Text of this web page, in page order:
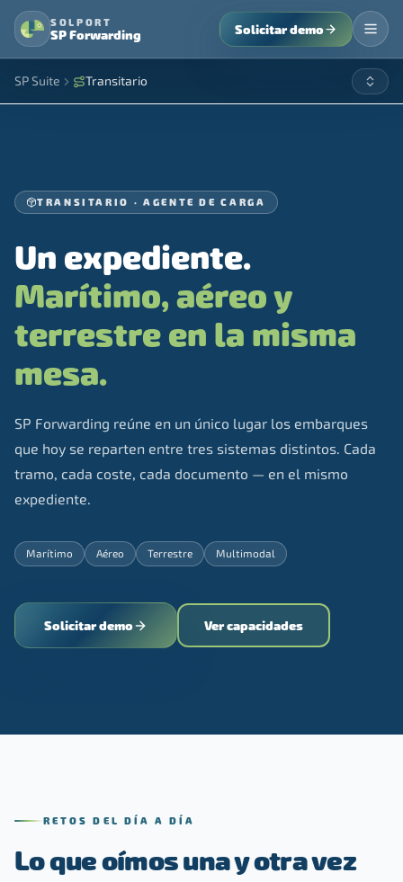
SOLPORT
SP Forwarding Solicitar demo
SP Suite Transitario
TRANSITARIO · AGENTE DE CARGA
Un expediente.
Marítimo, aéreo y
terrestre en la misma
mesa.
SP Forwarding reúne en un único lugar los embarques
que hoy se reparten entre tres sistemas distintos. Cada
tramo, cada coste, cada documento — en el mismo
expediente.
Marítimo Aéreo Terrestre Multimodal
Solicitar demo Ver capacidades
RETOS DEL DÍA A DÍA
Lo que oímos una y otra vez